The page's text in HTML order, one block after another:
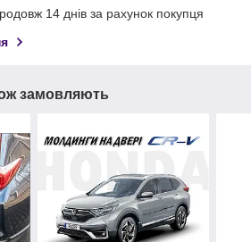
14 днів за рахунок покупця
замовляють